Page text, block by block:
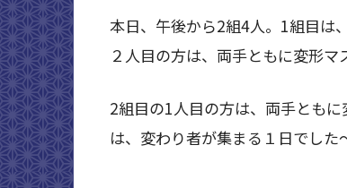
本日、午後から2組4人。1組目は
２人目の方は、両手ともに変形マ
2組目の1人目の方は、両手とも
は、変わり者が集まる１日でし